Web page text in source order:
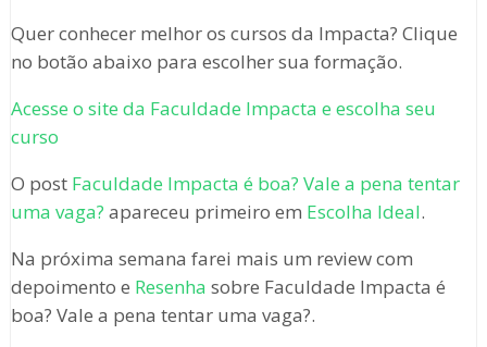
Quer conhecer melhor os cursos da Impacta? Clique
no botão abaixo para escolher sua formação.
Acesse o site da Faculdade Impacta e escolha seu
curso
O post Faculdade Impacta é boa? Vale a pena tentar
uma vaga? apareceu primeiro em Escolha Ideal.
Na próxima semana farei mais um review com
depoimento e Resenha sobre Faculdade Impacta é
boa? Vale a pena tentar uma vaga?.